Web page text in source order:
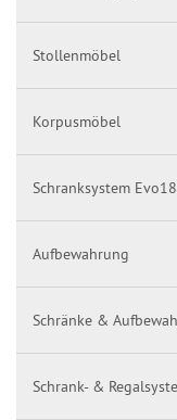
Stollenmöbel
Korpusmöbel
Schranksystem
Aufbewahrung
Schränke &
Schrank- &